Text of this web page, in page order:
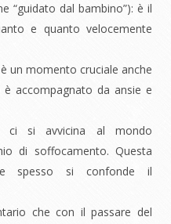
“guidato dal bambino”): è il
e quanto velocemente
un momento cruciale anche
accompagnato da ansie e
si avvicina al mondo
di soffocamento. Questa
spesso si confonde il
che con il passare del